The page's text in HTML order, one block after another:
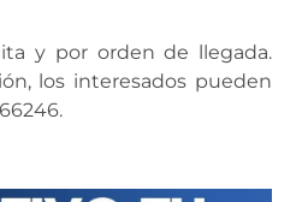
y por orden de llegada.
los interesados pueden